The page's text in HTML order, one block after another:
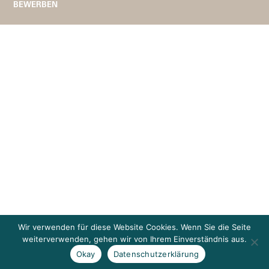
BEWERBEN
Wir verwenden für diese Website Cookies. Wenn Sie die Seite
weiterverwenden, gehen wir von Ihrem Einverständnis aus.
Okay
Datenschutzerklärung